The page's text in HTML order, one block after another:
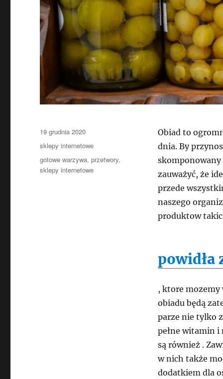
Obiad to
dnia. By
zauważyć, że
przede
naszego
produktow
powidła
, ktore
obiadu będą
parze nie tylko
pełne witamin i
są również .
w nich także
dodatkiem dla
Data
publikacji
19 grudnia 2020
Kategorie
sklepy internetowe
Tagi
gotowe warzywa,przetwory,
sklepy internetowe